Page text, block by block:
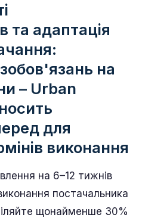
та адаптація
на
– Urban
для
виконання
на 6–12 тижнів
постачальника
щонайменше 30%